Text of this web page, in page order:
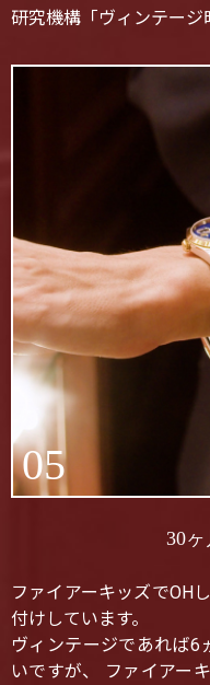
研究機構「ヴィンテー
05
30
ファイアーキッズでOH
付けしています。
ヴィンテージであれば6
いですが、 ファイアー